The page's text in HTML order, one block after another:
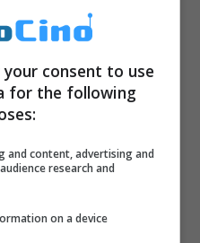
sentiamo una
altre piattaforme,
musica. Questo
dal social e di
consent to use
for the following
and content, advertising and
research and
on a device